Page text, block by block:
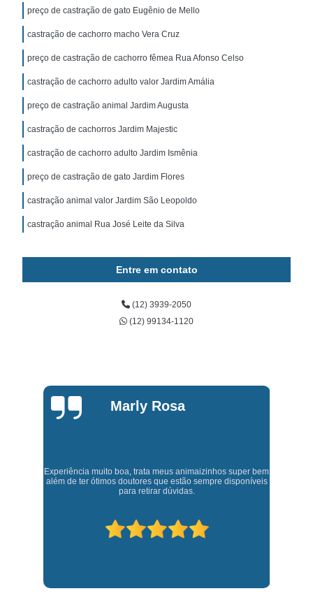
preço de castração de gato Eugênio de Mello
castração de cachorro macho Vera Cruz
preço de castração de cachorro fêmea Rua Afonso Celso
castração de cachorro adulto valor Jardim Amália
preço de castração animal Jardim Augusta
castração de cachorros Jardim Majestic
castração de cachorro adulto Jardim Ismênia
preço de castração de gato Jardim Flores
castração animal valor Jardim São Leopoldo
castração animal Rua José Leite da Silva
Entre em contato
(12) 3939-2050
(12) 99134-1120
Marly Rosa
Experiência muito boa, trata meus animaizinhos super bem
além de ter ótimos doutores que estão sempre disponíveis
para retirar dúvidas.